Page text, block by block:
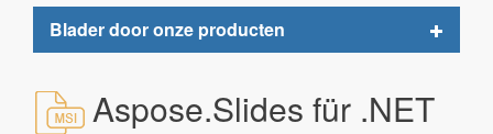
Blader door onze producten
Toggle
Aspose.Slides für .NET